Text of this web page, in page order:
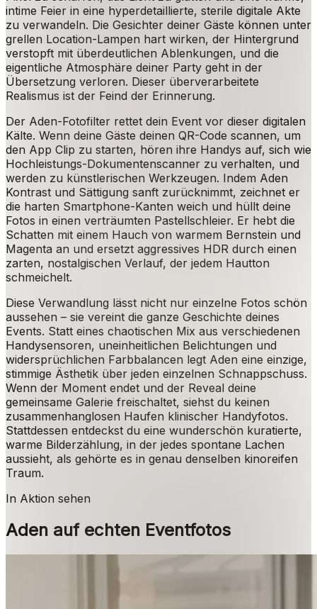
intime Feier in eine hyperdetaillierte, sterile digitale Akte
zu verwandeln. Die Gesichter deiner Gäste können unter
grellen Location-Lampen hart wirken, der Hintergrund
verstopft mit überdeutlichen Ablenkungen, und die
eigentliche Atmosphäre deiner Party geht in der
Übersetzung verloren. Dieser überverarbeitete
Realismus ist der Feind der Erinnerung.
Der Aden-Fotofilter rettet dein Event vor dieser digitalen
Kälte. Wenn deine Gäste deinen QR-Code scannen, um
den App Clip zu starten, hören ihre Handys auf, sich wie
Hochleistungs-Dokumentenscanner zu verhalten, und
werden zu künstlerischen Werkzeugen. Indem Aden
Kontrast und Sättigung sanft zurücknimmt, zeichnet er
die harten Smartphone-Kanten weich und hüllt deine
Fotos in einen verträumten Pastellschleier. Er hebt die
Schatten mit einem Hauch von warmem Bernstein und
Magenta an und ersetzt aggressives HDR durch einen
zarten, nostalgischen Verlauf, der jedem Hautton
schmeichelt.
Diese Verwandlung lässt nicht nur einzelne Fotos schön
aussehen – sie vereint die ganze Geschichte deines
Events. Statt eines chaotischen Mix aus verschiedenen
Handysensoren, uneinheitlichen Belichtungen und
widersprüchlichen Farbbalancen legt Aden eine einzige,
stimmige Ästhetik über jeden einzelnen Schnappschuss.
Wenn der Moment endet und der Reveal deine
gemeinsame Galerie freischaltet, siehst du keinen
zusammenhanglosen Haufen klinischer Handyfotos.
Stattdessen entdeckst du eine wunderschön kuratierte,
warme Bilderzählung, in der jedes spontane Lachen
aussieht, als gehörte es in genau denselben kinoreifen
Traum.
In Aktion sehen
Aden auf echten Eventfotos